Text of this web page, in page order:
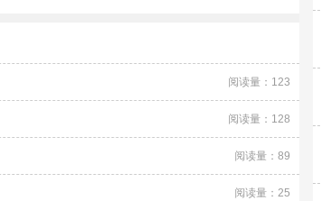
阅读量：123
阅读量：128
阅读量：89
阅读量：25